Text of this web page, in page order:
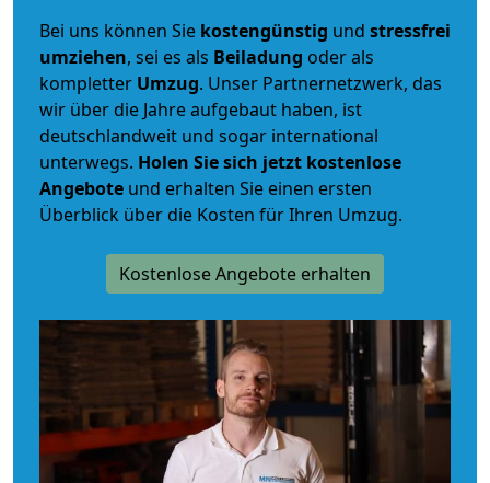
Bei uns können Sie kostengünstig und stressfrei
umziehen, sei es als Beiladung oder als
kompletter Umzug. Unser Partnernetzwerk, das
wir über die Jahre aufgebaut haben, ist
deutschlandweit und sogar international
unterwegs. Holen Sie sich jetzt kostenlose
Angebote und erhalten Sie einen ersten
Überblick über die Kosten für Ihren Umzug.
Kostenlose Angebote erhalten